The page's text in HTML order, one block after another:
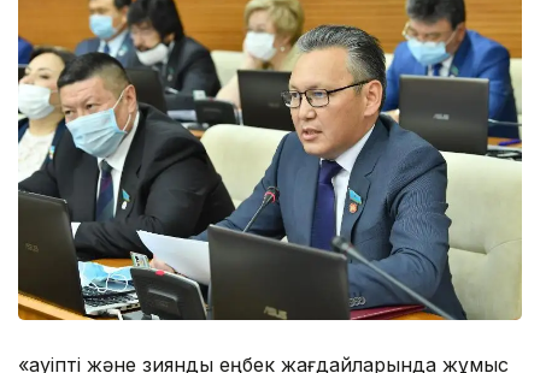
«Қауіпті және зиянды еңбек жағдайларында жұмыс